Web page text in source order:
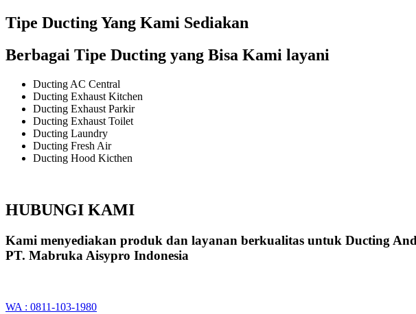
Tipe Ducting Yang Kami Sediakan
Berbagai Tipe Ducting yang Bisa Kami layani
Ducting AC Central
Ducting Exhaust Kitchen
Ducting Exhaust Parkir
Ducting Exhaust Toilet
Ducting Laundry
Ducting Fresh Air
Ducting Hood Kicthen
HUBUNGI KAMI
Kami menyediakan produk dan layanan berkualitas untuk Ducting
PT. Mabruka Aisypro Indonesia
WA : 0811-103-1980